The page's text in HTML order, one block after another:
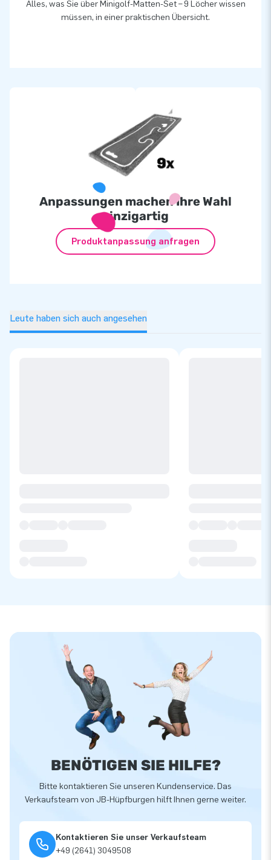
Alles, was Sie über Minigolf-Matten-Set – 9 Löcher wissen
müssen, in einer praktischen Übersicht.
Anpassungen machen Ihre Wahl
einzigartig
Produktanpassung anfragen
Leute haben sich auch angesehen
BENÖTIGEN SIE HILFE?
Bitte kontaktieren Sie unseren Kundenservice. Das
Verkaufsteam von JB-Hüpfburgen hilft Ihnen gerne weiter.
Kontaktieren Sie unser Verkaufsteam
+49 (2641) 3049508